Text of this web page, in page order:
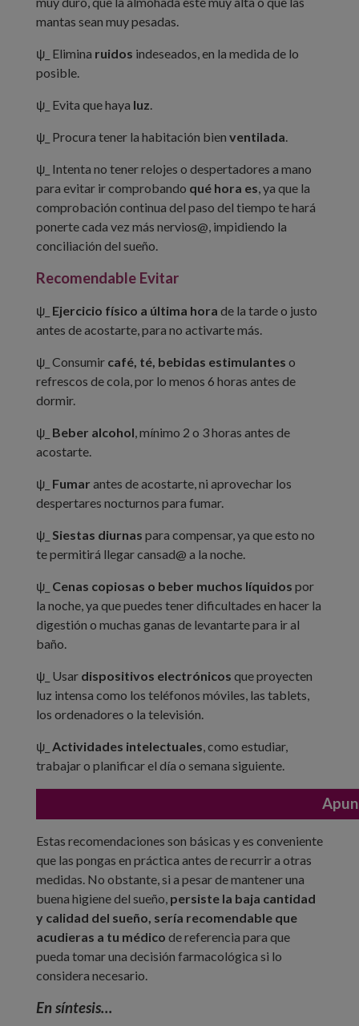
mantas sean muy pesadas.
ψ_ Elimina ruidos indeseados, en la medida de lo
posible.
ψ_ Evita que haya luz.
ψ_ Procura tener la habitación bien ventilada.
ψ_ Intenta no tener relojes o despertadores a mano
para evitar ir comprobando qué hora es, ya que la
comprobación continua del paso del tiempo te hará
ponerte cada vez más nervios@, impidiendo la
conciliación del sueño.
Recomendable Evitar
ψ_ Ejercicio físico a última hora de la tarde o justo
antes de acostarte, para no activarte más.
ψ_ Consumir café, té, bebidas estimulantes o
refrescos de cola, por lo menos 6 horas antes de
dormir.
ψ_ Beber alcohol, mínimo 2 o 3 horas antes de
acostarte.
ψ_ Fumar antes de acostarte, ni aprovechar los
despertares nocturnos para fumar.
ψ_ Siestas diurnas para compensar, ya que esto no
te permitirá llegar cansad@ a la noche.
ψ_ Cenas copiosas o beber muchos líquidos por
la noche, ya que puedes tener dificultades en hacer la
digestión o muchas ganas de levantarte para ir al
baño.
ψ_ Usar dispositivos electrónicos que proyecten
luz intensa como los teléfonos móviles, las tablets,
los ordenadores o la televisión.
ψ_ Actividades intelectuales, como estudiar,
trabajar o planificar el día o semana siguiente.
Estas recomendaciones son básicas y es conveniente
que las pongas en práctica antes de recurrir a otras
medidas. No obstante, si a pesar de mantener una
buena higiene del sueño, persiste la baja cantidad
y calidad del sueño, sería recomendable que
acudieras a tu médico de referencia para que
pueda tomar una decisión farmacológica si lo
considera necesario.
En síntesis…